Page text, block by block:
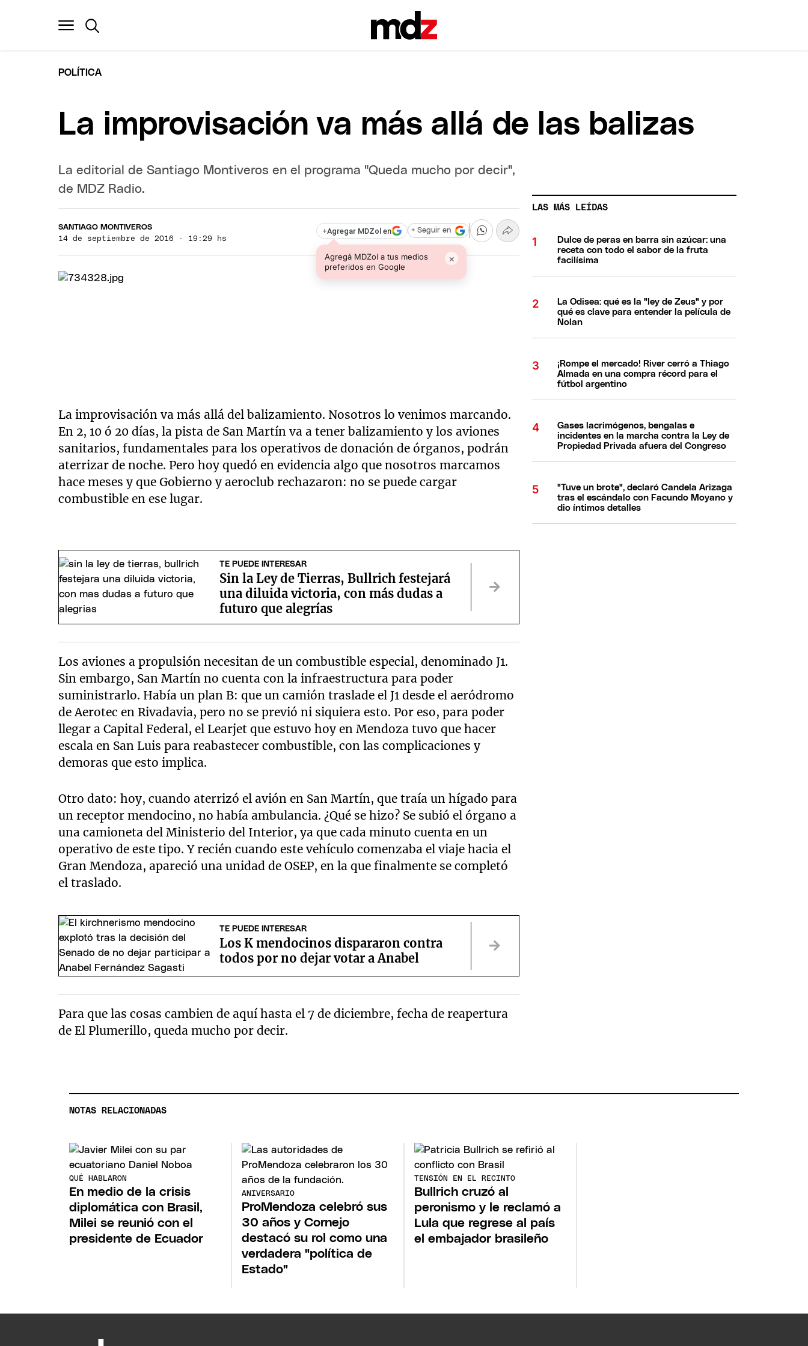
POLÍTICA
La improvisación va más allá de las balizas
La editorial de Santiago Montiveros en el programa "Queda mucho por decir",
de MDZ Radio.
SANTIAGO MONTIVEROS
14 de septiembre de 2016 · 19:29 hs
+Agregar MDZol en
Agregá MDZol a tus medios
preferidos en Google
×
+ Seguir en
La improvisación va más allá del balizamiento. Nosotros lo venimos marcando.
En 2, 10 ó 20 días, la pista de San Martín va a tener balizamiento y los aviones
sanitarios, fundamentales para los operativos de donación de órganos, podrán
aterrizar de noche. Pero hoy quedó en evidencia algo que nosotros marcamos
hace meses y que Gobierno y aeroclub rechazaron: no se puede cargar
combustible en ese lugar.
TE PUEDE INTERESAR
Sin la Ley de Tierras, Bullrich festejará
una diluida victoria, con más dudas a
futuro que alegrías
Los aviones a propulsión necesitan de un combustible especial, denominado J1.
Sin embargo, San Martín no cuenta con la infraestructura para poder
suministrarlo. Había un plan B: que un camión traslade el J1 desde el aeródromo
de Aerotec en Rivadavia, pero no se previó ni siquiera esto. Por eso, para poder
llegar a Capital Federal, el Learjet que estuvo hoy en Mendoza tuvo que hacer
escala en San Luis para reabastecer combustible, con las complicaciones y
demoras que esto implica.
Otro dato: hoy, cuando aterrizó el avión en San Martín, que traía un hígado para
un receptor mendocino, no había ambulancia. ¿Qué se hizo? Se subió el órgano a
una camioneta del Ministerio del Interior, ya que cada minuto cuenta en un
operativo de este tipo. Y recién cuando este vehículo comenzaba el viaje hacia el
Gran Mendoza, apareció una unidad de OSEP, en la que finalmente se completó
el traslado.
TE PUEDE INTERESAR
Los K mendocinos dispararon contra
todos por no dejar votar a Anabel
Para que las cosas cambien de aquí hasta el 7 de diciembre, fecha de reapertura
de El Plumerillo, queda mucho por decir.
LAS MÁS LEÍDAS
Dulce de peras en barra sin azúcar: una
receta con todo el sabor de la fruta
facilísima
La Odisea: qué es la "ley de Zeus" y por
qué es clave para entender la película de
Nolan
¡Rompe el mercado! River cerró a Thiago
Almada en una compra récord para el
fútbol argentino
Gases lacrimógenos, bengalas e
incidentes en la marcha contra la Ley de
Propiedad Privada afuera del Congreso
"Tuve un brote", declaró Candela Arizaga
tras el escándalo con Facundo Moyano y
dio íntimos detalles
NOTAS RELACIONADAS
QUÉ HABLARON
En medio de la crisis
diplomática con Brasil,
Milei se reunió con el
presidente de Ecuador
ANIVERSARIO
ProMendoza celebró sus
30 años y Cornejo
destacó su rol como una
verdadera "política de
Estado"
TENSIÓN EN EL RECINTO
Bullrich cruzó al
peronismo y le reclamó a
Lula que regrese al país
el embajador brasileño